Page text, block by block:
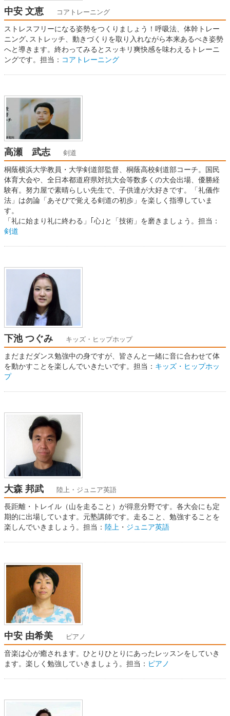
中安 文恵 コアトレーニング
ストレスフリーになる姿勢をつくりましょう！呼吸法、体幹トレー
ニング､ストレッチ、動きづくりを取り入れながら本来あるべき姿勢
へと導きます。終わってみるとスッキリ爽快感を味わえるトレーニ
ングです。担当： コアトレーニング
高瀬 武志 剣道
桐蔭横浜大学教員・大学剣道部監督、桐蔭高校剣道部コーチ。国民
体育大会や、全日本都道府県対抗大会等数多くの大会出場、優勝経
験有。努力屋で素晴らしい先生で、子供達が大好きです。「礼儀作
法」は勿論「あそびで覚える剣道の初歩」を楽しく指導していま
す。
「礼に始まり礼に終わる」｢心｣と「技術」を磨きましょう。担当：
剣道
下池 つぐみ キッズ・ヒップホップ
まだまだダンス勉強中の身ですが、皆さんと一緒に音に合わせて体
を動かすことを楽しんでいきたいです。担当： キッズ・ヒップホッ
プ
大森 邦武 陸上・ジュニア英語
長距離・トレイル（山を走ること）が得意分野です。各大会にも定
期的に出場しています。元塾講師です。走ること、勉強することを
楽しんでいきましょう。担当： 陸上 ・ ジュニア英語
中安 由希美 ピアノ
音楽は心が癒されます。ひとりひとりにあったレッスンをしていき
ます。楽しく勉強していきましょう。担当： ピアノ